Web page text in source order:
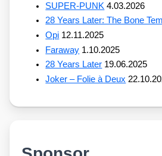
SUPER-PUNK 4.03.2026
28 Years Later: The Bone
Opi 12.11.2025
Faraway 1.10.2025
28 Years Later 19.06.2025
Joker – Folie à Deux